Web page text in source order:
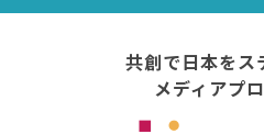
共創で日本をス
メディアプ